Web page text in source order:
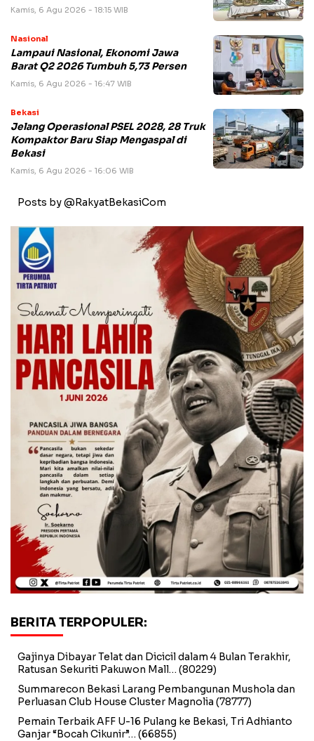
Kamis, 6 Agu 2026 - 18:15 WIB
Nasional
Lampaui Nasional, Ekonomi Jawa
Barat Q2 2026 Tumbuh 5,73 Persen
Kamis, 6 Agu 2026 - 16:47 WIB
Bekasi
Jelang Operasional PSEL 2028, 28 Truk
Kompaktor Baru Siap Mengaspal di
Bekasi
Kamis, 6 Agu 2026 - 16:06 WIB
Posts by @RakyatBekasiCom
BERITA TERPOPULER:
Gajinya Dibayar Telat dan Dicicil dalam 4 Bulan Terakhir,
Ratusan Sekuriti Pakuwon Mall… (80229)
Summarecon Bekasi Larang Pembangunan Mushola dan
Perluasan Club House Cluster Magnolia (78777)
Pemain Terbaik AFF U-16 Pulang ke Bekasi, Tri Adhianto
Ganjar “Bocah Cikunir”… (66855)